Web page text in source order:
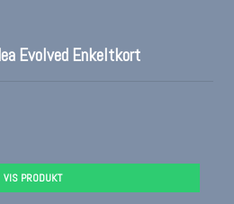
Evolved Enkeltkort
VIS PRODUKT